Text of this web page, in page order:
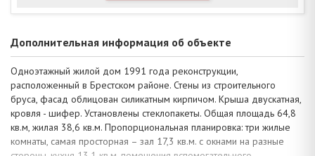
Дополнительная информация об объекте
Одноэтажный жилой дом 1991 года реконструкции,
расположенный в Брестском районе. Стены из строительного
бруса, фасад облицован силикатным кирпичом. Крыша двускатная,
кровля - шифер. Установлены стеклопакеты. Общая площадь 64,8
кв.м, жилая 38,6 кв.м. Пропорциональная планировка: три жилые
комнаты, самая просторная – зал 17,3 кв.м. с окнами на разные